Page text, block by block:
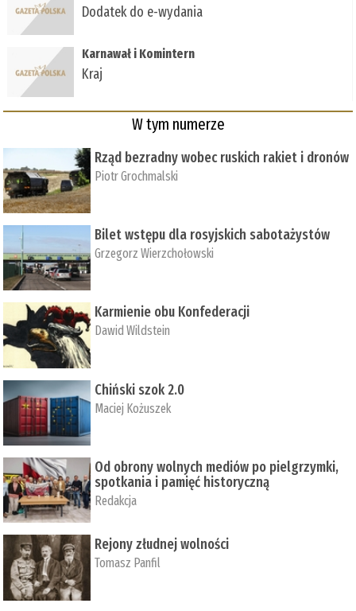
Dodatek do e-wydania
Karnawał i Komintern
Kraj
W tym numerze
Rząd bezradny wobec ruskich rakiet i dronów
Piotr Grochmalski
Bilet wstępu dla rosyjskich sabotażystów
Grzegorz Wierzchołowski
Karmienie obu Konfederacji
Dawid Wildstein
Chiński szok 2.0
Maciej Kożuszek
Od obrony wolnych mediów po pielgrzymki,
spotkania i pamięć historyczną
Redakcja
Rejony złudnej wolności
Tomasz Panfil